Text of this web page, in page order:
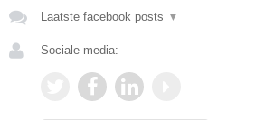
Laatste facebook posts ▼
Sociale media: